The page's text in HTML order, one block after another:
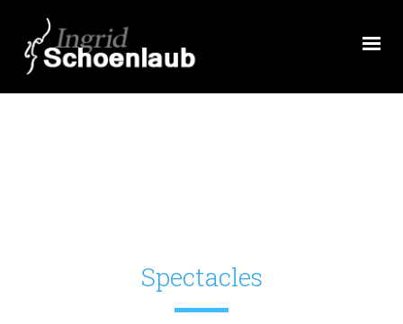
Spectacles